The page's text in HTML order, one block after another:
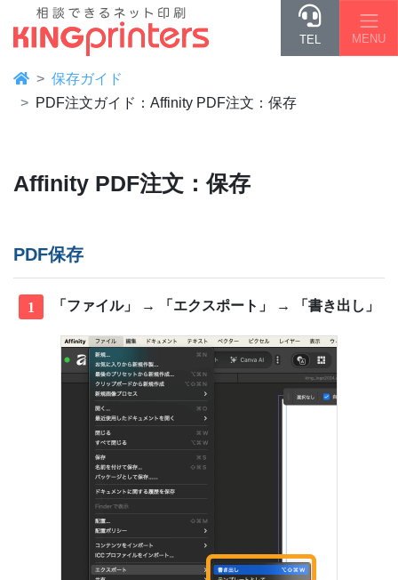
TEL MENU
保存ガイド
PDF注文ガイド：Affinity PDF注文：保存
Affinity PDF注文：保存
PDF保存
1 「ファイル」 → 「エクスポート」 → 「書き出し」